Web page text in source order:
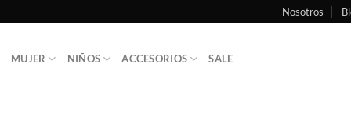
Nosotros
MUJER NIÑOS ACCESORIOS SALE